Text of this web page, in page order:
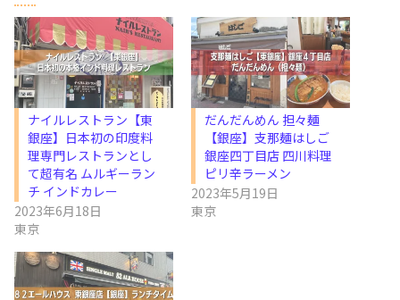
ナイルレストラン【東
銀座】日本初の印度料
理専門レストランとし
て超有名 ムルギーラン
チ インドカレー
2023年6月18日
東京
だんだんめん 担々麺
【銀座】支那麺はしご
銀座四丁目店 四川料理
ピリ辛ラーメン
2023年5月19日
東京